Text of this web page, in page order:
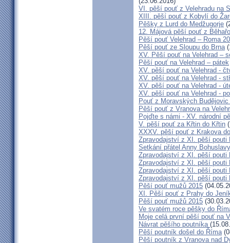
VI. pěší pouť z Velehradu na
XIII. pěší pouť z Kobylí do
Pěšky z Lurd do Medžugorje
12. Májová pěší pouť z
Pěší pouť Velehrad – Roma
Pěší pouť ze Sloupu do Brna
XV. Pěší pouť na Velehrad –
Pěší pouť na Velehrad – pátek
XV. pěší pouť na Velehrad -
XV. pěší pouť na Velehrad -
XV. pěší pouť na Velehrad -
XV. pěší pouť na Velehrad -
Pouť z Moravských
Pěší pouť z Vranova na
Pojďte s námi - XV. národní
V. pěší pouť za Křtin do Křtin
XXXV. pěší pouť z Krakova
Zpravodajství z XI. pěší pouti
Setkání přátel Anny
Zpravodajství z XI. pěší pouti
Zpravodajství z XI. pěší pouti
Zpravodajství z XI. pěší pouti
Zpravodajství z XI. pěší pouti
Pěší pouť mužů 2015
XI. Pěší pouť z Prahy do
Pěší pouť mužů 2015
Ve svatém roce pěšky do
Moje celá první pěší pouť na
Návrat pěšího poutníka
Pěší poutník došel do Říma
Pěší poutník z Vranova nad